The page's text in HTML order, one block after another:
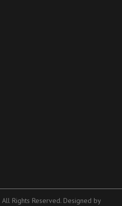
All Rights Reserved. Designed by